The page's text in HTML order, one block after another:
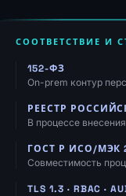
СООТВЕТСТВИЕ И
152-ФЗ
On-prem контур
РЕЕСТР
В процессе внесения
ГОСТ Р ИСО/МЭК
Совместимость
TLS 1.3 · RBAC ·